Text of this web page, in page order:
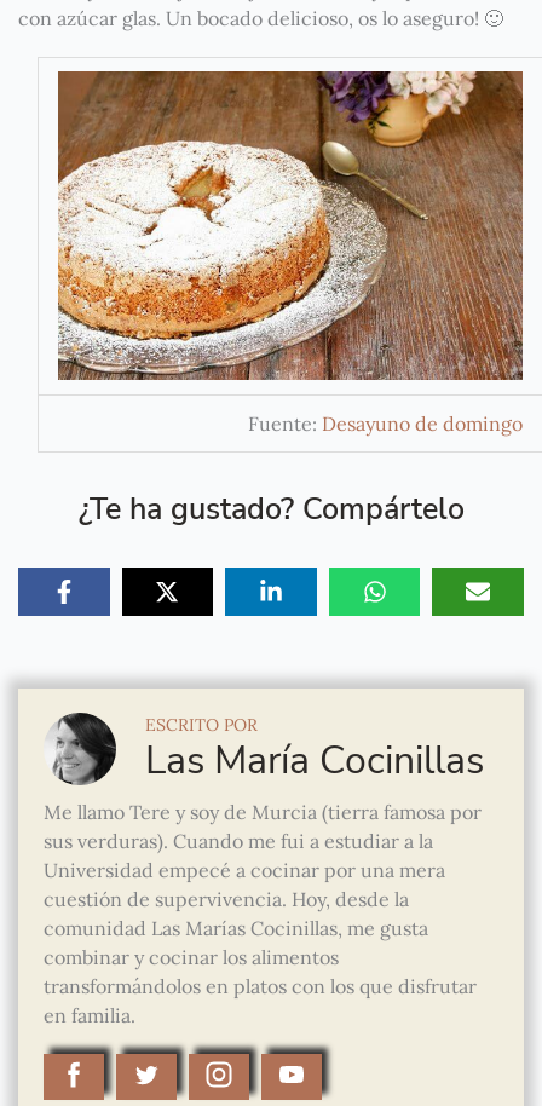
con azúcar glas. Un bocado delicioso, os lo aseguro! 🙂
Fuente: Desayuno de domingo
¿Te ha gustado? Compártelo
ESCRITO POR
Las María Cocinillas
Me llamo Tere y soy de Murcia (tierra famosa por
sus verduras). Cuando me fui a estudiar a la
Universidad empecé a cocinar por una mera
cuestión de supervivencia. Hoy, desde la
comunidad Las Marías Cocinillas, me gusta
combinar y cocinar los alimentos
transformándolos en platos con los que disfrutar
en familia.